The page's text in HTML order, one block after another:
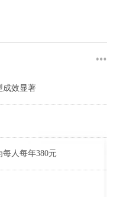
成效显著
每人每年380元